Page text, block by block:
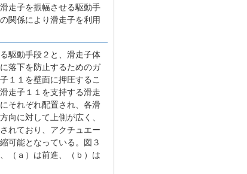
走子を振幅させる駆動手
関係により滑走子を利用
駆動手段２と、滑走子体
落下を防止するためのガ
１１を壁面に押圧するこ
走子１１を支持する滑走
それぞれ配置され、各滑
向に対して上側が広く、
れており、アクチュエー
可能となっている。図３
（ａ）は前進、（ｂ）は